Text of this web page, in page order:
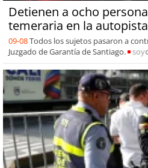
Detienen a ocho
temeraria en la
09-08Todos los sujetos pasaron a
Juzgado de Garantía de Santiago.
soy